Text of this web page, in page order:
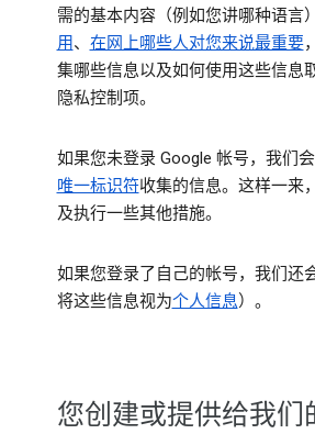
需的基本内容（例如您讲哪种语言
用、 在网上哪些人对您来说最重要
集哪些信息以及如何使用这些信息
隐私控制项。
如果您未登录 Google 帐号，我们
唯一标识符收集的信息。这样一来
及执行一些其他措施。
如果您登录了自己的帐号，我们还
将这些信息视为个人信息）。
您创建或提供给我们